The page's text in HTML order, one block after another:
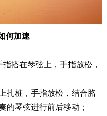
何加速
搭在琴弦上，手指放松，
扎桩，手指放松，结合胳
的琴弦进行前后移动；